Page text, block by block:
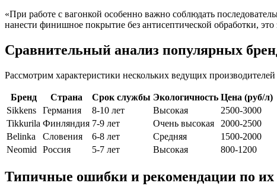
«При работе с вагонкой особенно важно соблюдать
нанести финишное покрытие без антисептической обработки, это
Сравнительный анализ популярных
Рассмотрим характеристики нескольких ведущих
Бренд Страна Срок службы Экологичность Цена (руб/л)
Sikkens
Германия 8-10 лет Высокая
2500-3000
Tikkurila Финляндия 7-9 лет Очень высокая
2000-2500
Belinka
Словения 6-8 лет Средняя
1500-2000
Neomid
Россия 5-7 лет Высокая 800-1200
Типичные ошибки и рекомендации по